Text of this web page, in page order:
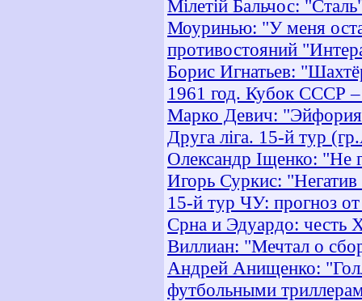
Мілетій Бальчос:
Моуринью: "У меня
противостояний
Борис Игнатьев:
1961 год. Кубок СССР
Марко Девич: "Эйфория
Друга ліга. 15-й тур
Олександр Іщенко: "Не
Игорь Суркис:
15-й тур ЧУ: прогноз
Срна и Эдуардо: честь
Виллиан: "Мечтал о
Андрей Анищенко:
футбольными